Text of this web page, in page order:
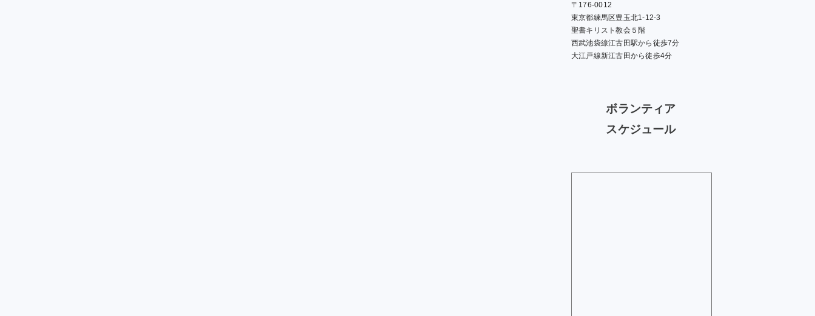
〒176-0012
東京都練馬区豊玉北1-12-3
聖書キリスト教会５階
西武池袋線江古田駅から徒歩7分
大江戸線新江古田から徒歩4分
ボランティア
スケジュール